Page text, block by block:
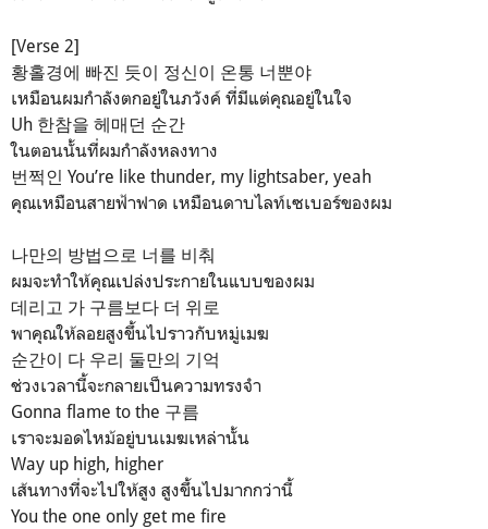
[Verse 2]
황홀경에 빠진 듯이 정신이 온통 너뿐야
เหมือนผมกำลังตกอยู่ในภวังค์ ที่มีแต่คุณอยู่ในใจ
Uh 한참을 헤매던 순간
ในตอนนั้นที่ผมกำลังหลงทาง
번쩍인 You’re like thunder, my lightsaber, yeah
คุณเหมือนสายฟ้าฟาด เหมือนดาบไลท์เซเบอร์ของผม
나만의 방법으로 너를 비춰
ผมจะทำให้คุณเปล่งประกายในแบบของผม
데리고 가 구름보다 더 위로
พาคุณให้ลอยสูงขึ้นไปราวกับหมู่เมฆ
순간이 다 우리 둘만의 기억
ช่วงเวลานี้จะกลายเป็นความทรงจำ
Gonna flame to the 구름
เราจะมอดไหม้อยู่บนเมฆเหล่านั้น
Way up high, higher
เส้นทางที่จะไปให้สูง สูงขึ้นไปมากกว่านี้
You the one only get me fire